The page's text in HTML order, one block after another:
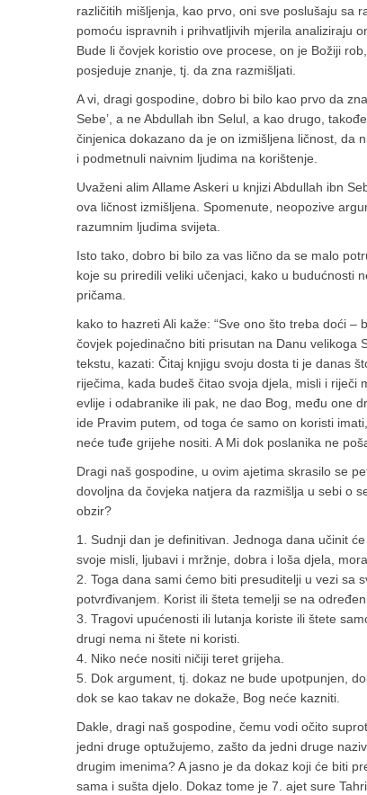
različitih mišljenja, kao prvo, oni sve poslušaju sa
pomoću ispravnih i prihvatljivih mjerila analiziraju
Bude li čovjek koristio ove procese, on je Božiji
posjeduje znanje, tj. da zna razmišljati.
A vi, dragi gospodine, dobro bi bilo kao prvo da
Sebe’, a ne Abdullah ibn Selul, a kao drugo,
činjenica dokazano da je on izmišljena ličnost, da
i podmetnuli naivnim ljudima na korištenje.
Uvaženi alim Allame Askeri u knjizi Abdullah ibn
ova ličnost izmišljena. Spomenute, neopozive
razumnim ljudima svijeta.
Isto tako, dobro bi bilo za vas lično da se malo
koje su priredili veliki učenjaci, kako u budućnosti
pričama.
kako to hazreti Ali kaže: “Sve ono što treba doći –
čovjek pojedinačno biti prisutan na Danu velikoga
tekstu, kazati: Čitaj knjigu svoju dosta ti je danas
riječima, kada budeš čitao svoja djela, misli i riječi
evlije i odabranike ili pak, ne dao Bog, među one
ide Pravim putem, od toga će samo on koristi
neće tuđe grijehe nositi. A Mi dok poslanika ne
Dragi naš gospodine, u ovim ajetima skrasilo se
dovoljna da čovjeka natjera da razmišlja u sebi o
obzir?
1. Sudnji dan je definitivan. Jednoga dana učinit
svoje misli, ljubavi i mržnje, dobra i loša djela,
2. Toga dana sami ćemo biti presuditelji u vezi sa
potvrđivanjem. Korist ili šteta temelji se na
3. Tragovi upućenosti ili lutanja koriste ili štete
drugi nema ni štete ni koristi.
4. Niko neće nositi ničiji teret grijeha.
5. Dok argument, tj. dokaz ne bude upotpunjen,
dok se kao takav ne dokaže, Bog neće kazniti.
Dakle, dragi naš gospodine, čemu vodi očito
jedni druge optužujemo, zašto da jedni druge
drugim imenima? A jasno je da dokaz koji će biti
sama i sušta djelo. Dokaz tome je 7. ajet sure